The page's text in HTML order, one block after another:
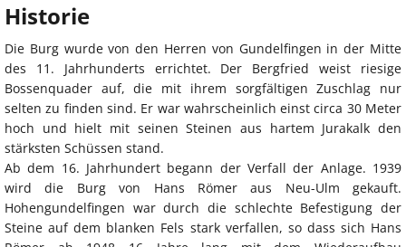
Historie
Die Burg wurde von den Herren von Gundelfingen in der Mitte
des 11. Jahrhunderts errichtet. Der Bergfried weist riesige
Bossenquader auf, die mit ihrem sorgfältigen Zuschlag nur
selten zu finden sind. Er war wahrscheinlich einst circa 30 Meter
hoch und hielt mit seinen Steinen aus hartem Jurakalk den
stärksten Schüssen stand.
Ab dem 16. Jahrhundert begann der Verfall der Anlage. 1939
wird die Burg von Hans Römer aus Neu-Ulm gekauft.
Hohengundelfingen war durch die schlechte Befestigung der
Steine auf dem blanken Fels stark verfallen, so dass sich Hans